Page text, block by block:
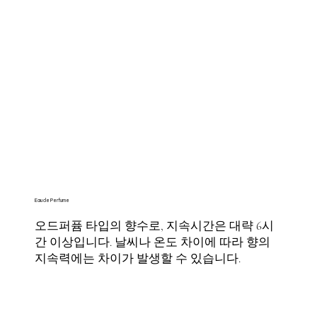
오드퍼퓸 타입의 향수로, 지속시간은 대략 6시
간 이상입니다. 날씨나 온도 차이에 따라 향의
지속력에는 차이가 발생할 수 있습니다.
Eau de Perfume